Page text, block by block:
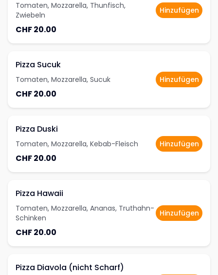
Tomaten, Mozzarella, Thunfisch,
Zwiebeln
CHF 20.00
Hinzufügen
Pizza Sucuk
Tomaten, Mozzarella, Sucuk
CHF 20.00
Hinzufügen
Pizza Duski
Tomaten, Mozzarella, Kebab-Fleisch
CHF 20.00
Hinzufügen
Pizza Hawaii
Tomaten, Mozzarella, Ananas, Truthahn-
Schinken
CHF 20.00
Hinzufügen
Pizza Diavola (nicht Scharf)